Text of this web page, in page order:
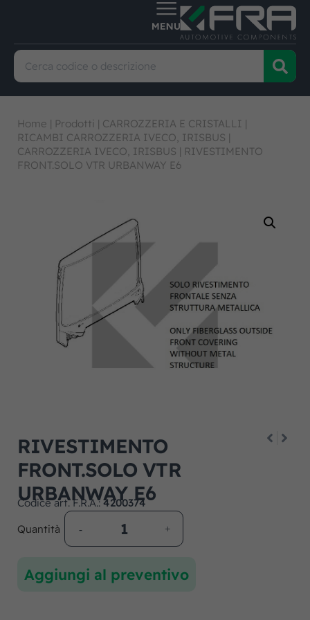
Home | Prodotti | CARROZZERIA E CRISTALLI |
RICAMBI CARROZZERIA IVECO, IRISBUS |
CARROZZERIA IVECO, IRISBUS | RIVESTIMENTO
FRONT.SOLO VTR URBANWAY E6
RIVESTIMENTO
FRONT.SOLO VTR
URBANWAY E6
Codice art. F.R.A.:4200374
Quantità
Aggiungi al preventivo